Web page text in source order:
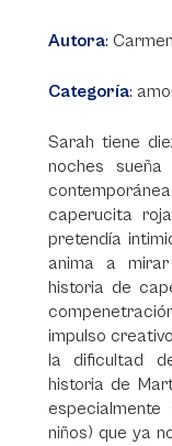
Autora:
Categoría:
Sarah tiene
noches
caperucita
pretendía
anima a
historia de
impulso
la dificultad
historia de
niños) que ya